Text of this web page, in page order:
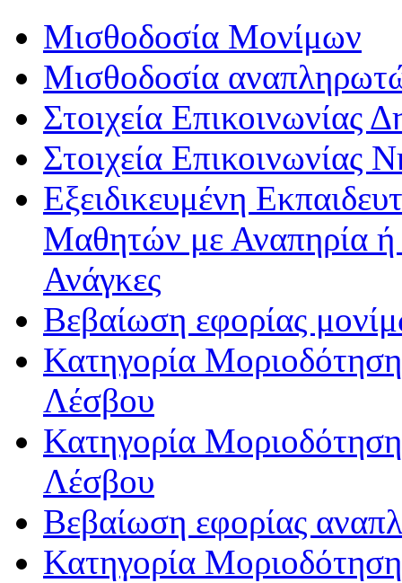
Μισθοδοσία Μονίμων
Μισθοδοσία
Στοιχεία Επικοινωνίας
Στοιχεία Επικοινωνίας
Εξειδικευμένη
Μαθητών με Αναπηρία ή /
Ανάγκες
Βεβαίωση εφορίας
Κατηγορία
Λέσβου
Κατηγορία
Λέσβου
Βεβαίωση εφορίας
Κατηγορία